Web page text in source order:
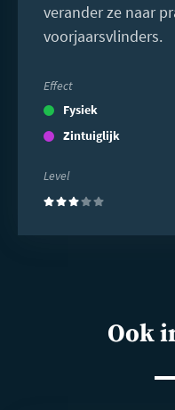
verander ze naar
voorjaarsvlinders.
Effect
Fysiek
Zintuiglijk
Level
(3)
Ook